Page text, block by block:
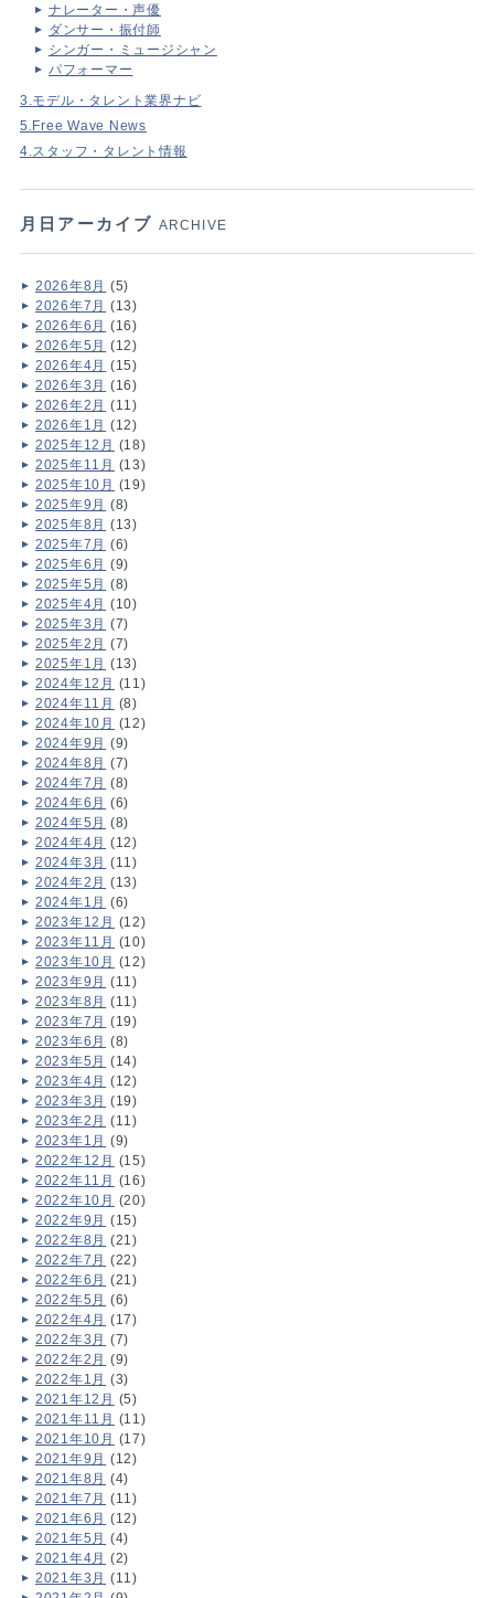
ナレーター・声優
ダンサー・振付師
シンガー・ミュージシャン
パフォーマー
3.モデル・タレント業界ナビ
5.Free Wave News
4.スタッフ・タレント情報
月日アーカイブ ARCHIVE
2026年8月 (5)
2026年7月 (13)
2026年6月 (16)
2026年5月 (12)
2026年4月 (15)
2026年3月 (16)
2026年2月 (11)
2026年1月 (12)
2025年12月 (18)
2025年11月 (13)
2025年10月 (19)
2025年9月 (8)
2025年8月 (13)
2025年7月 (6)
2025年6月 (9)
2025年5月 (8)
2025年4月 (10)
2025年3月 (7)
2025年2月 (7)
2025年1月 (13)
2024年12月 (11)
2024年11月 (8)
2024年10月 (12)
2024年9月 (9)
2024年8月 (7)
2024年7月 (8)
2024年6月 (6)
2024年5月 (8)
2024年4月 (12)
2024年3月 (11)
2024年2月 (13)
2024年1月 (6)
2023年12月 (12)
2023年11月 (10)
2023年10月 (12)
2023年9月 (11)
2023年8月 (11)
2023年7月 (19)
2023年6月 (8)
2023年5月 (14)
2023年4月 (12)
2023年3月 (19)
2023年2月 (11)
2023年1月 (9)
2022年12月 (15)
2022年11月 (16)
2022年10月 (20)
2022年9月 (15)
2022年8月 (21)
2022年7月 (22)
2022年6月 (21)
2022年5月 (6)
2022年4月 (17)
2022年3月 (7)
2022年2月 (9)
2022年1月 (3)
2021年12月 (5)
2021年11月 (11)
2021年10月 (17)
2021年9月 (12)
2021年8月 (4)
2021年7月 (11)
2021年6月 (12)
2021年5月 (4)
2021年4月 (2)
2021年3月 (11)